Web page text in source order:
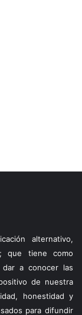
alternativo,
que tiene como
a conocer las
de nuestra
honestidad y
para difundir